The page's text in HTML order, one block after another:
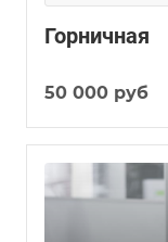
Горничная
50 000 руб